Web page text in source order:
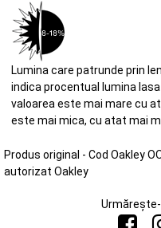
Lumina care patrunde prin
indica procentual lumina
valoarea este mai mare cu
este mai mica, cu atat mai
Produs original - Cod Oakley
autorizat Oakley